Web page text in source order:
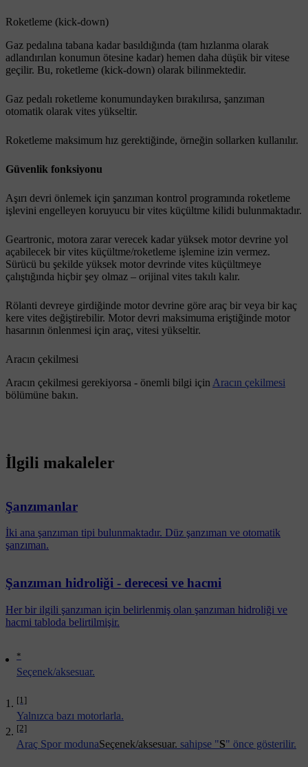
Roketleme (kick-down)
Gaz pedalına tabana kadar basıldığında (tam hızlanma olarak
adlandırılan konumun ötesine kadar) hemen daha düşük bir vitese
geçilir. Bu, roketleme (kick-down) olarak bilinmektedir.
Gaz pedalı roketleme konumundayken bırakılırsa, şanzıman
otomatik olarak vites yükseltir.
Roketleme maksimum hız gerektiğinde, örneğin sollarken kullanılır.
Güvenlik fonksiyonu
Aşırı devri önlemek için şanzıman kontrol programında roketleme
işlevini engelleyen koruyucu bir vites küçültme kilidi bulunmaktadır.
Geartronic, motora zarar verecek kadar yüksek motor devrine yol
açabilecek bir vites küçültme/roketleme işlemine izin vermez.
Sürücü bu şekilde yüksek motor devrinde vites küçültmeye
çalıştığında hiçbir şey olmaz – orijinal vites takılı kalır.
Rölanti devreye girdiğinde motor devrine göre araç bir veya bir kaç
kere vites değiştirebilir. Motor devri maksimuma eriştiğinde motor
hasarının önlenmesi için araç, vitesi yükseltir.
Aracın çekilmesi
Aracın çekilmesi gerekiyorsa - önemli bilgi için Aracın çekilmesi
bölümüne bakın.
*
Seçenek/aksesuar.
[1]
Yalnızca bazı motorlarla.
[2]
Araç Spor modunaSeçenek/aksesuar. sahipse "S" önce gösterilir.
İlgili makaleler
Şanzımanlar
İki ana şanzıman tipi bulunmaktadır. Düz şanzıman ve otomatik
şanzıman.
Şanzıman hidroliği - derecesi ve hacmi
Her bir ilgili şanzıman için belirlenmiş olan şanzıman hidroliği ve
hacmi tabloda belirtilmişir.